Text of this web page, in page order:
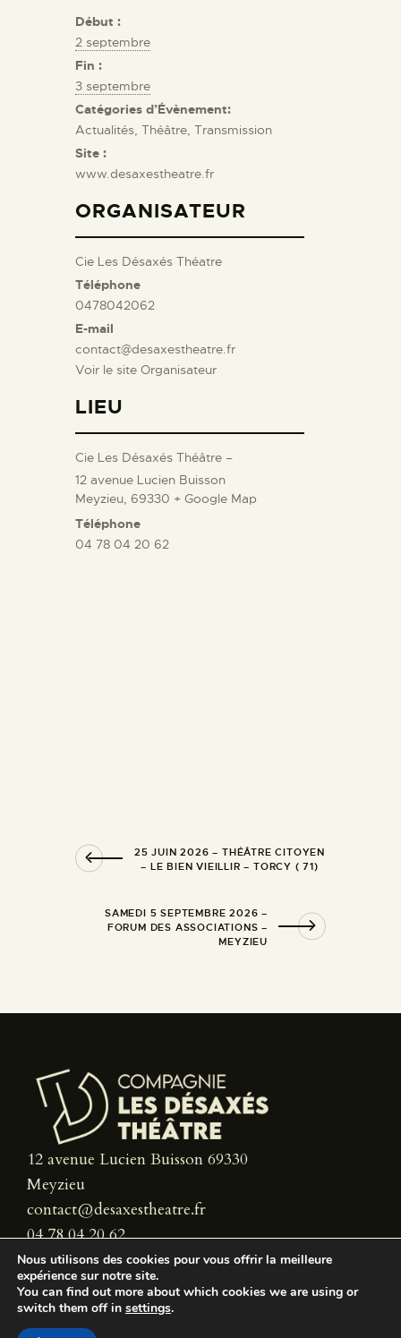
Début :
2 septembre
Fin :
3 septembre
Catégories d’Évènement:
Actualités, Théâtre, Transmission
Site :
www.desaxestheatre.fr
ORGANISATEUR
Cie Les Désaxés Théatre
Téléphone
0478042062
E-mail
contact@desaxestheatre.fr
Voir le site Organisateur
LIEU
Cie Les Désaxés Théâtre –
12 avenue Lucien Buisson
Meyzieu, 69330 + Google Map
Téléphone
04 78 04 20 62
25 JUIN 2026 – THÉÂTRE CITOYEN
– LE BIEN VIEILLIR – TORCY ( 71)
SAMEDI 5 SEPTEMBRE 2026 –
FORUM DES ASSOCIATIONS –
MEYZIEU
12 avenue Lucien Buisson 69330
Meyzieu
contact@desaxestheatre.fr
04 78 04 20 62
Nous utilisons des cookies pour vous offrir la meilleure
expérience sur notre site.
You can find out more about which cookies we are using or
switch them off in settings.